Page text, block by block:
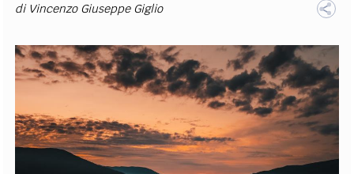
di Vincenzo Giuseppe Giglio